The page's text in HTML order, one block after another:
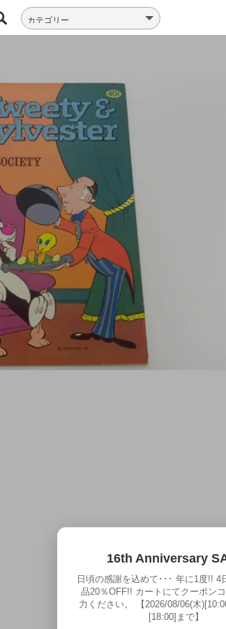
16th Anniversary
日頃の感謝を込めて･･･ 年に1度!! 4
品20％OFF!! カートにてクーポン
力ください。 【2026/08/06(木
[18:00]まで】